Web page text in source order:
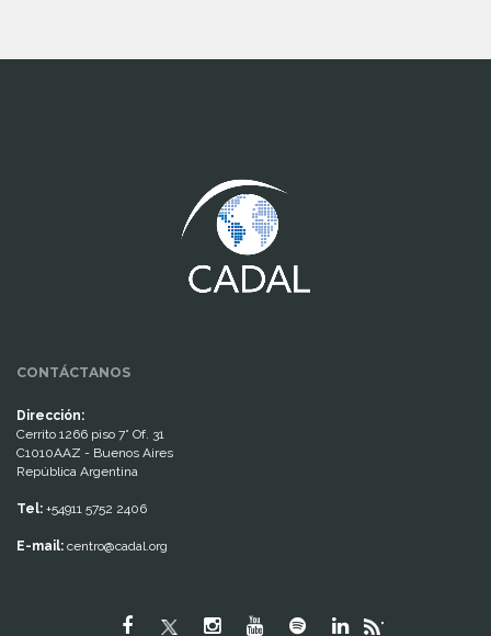
CONTÁCTANOS
Dirección:
Cerrito 1266 piso 7° Of. 31
C1010AAZ - Buenos Aires
República Argentina
Tel: +54911 5752 2406
E-mail: centro@cadal.org
"